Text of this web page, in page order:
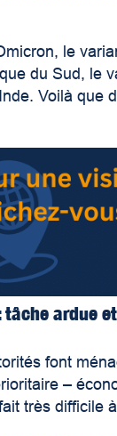
le
du Sud, le
Voilà
ardue
font
–
très difficile